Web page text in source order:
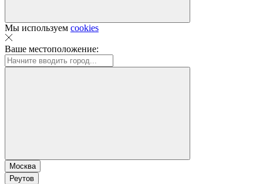
Мы используем cookies
Ваше местоположение:
Москва
Реутов